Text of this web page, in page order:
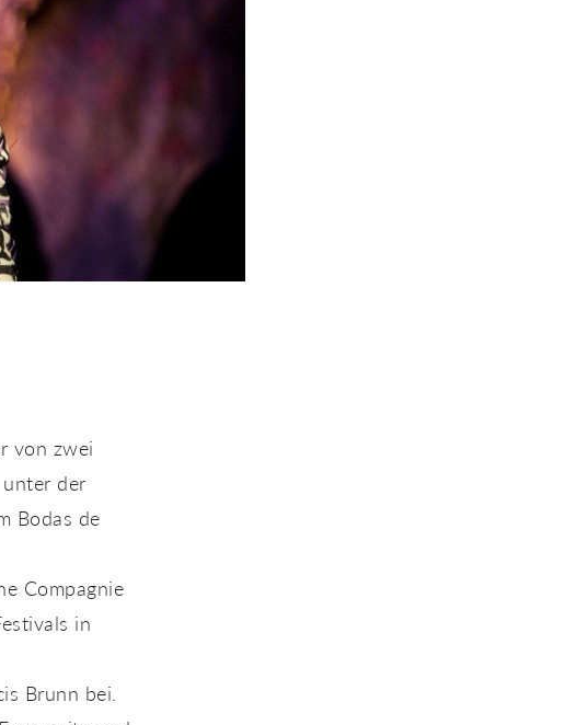
von zwei
der
Bodas de
Compagnie
in
Brunn bei.